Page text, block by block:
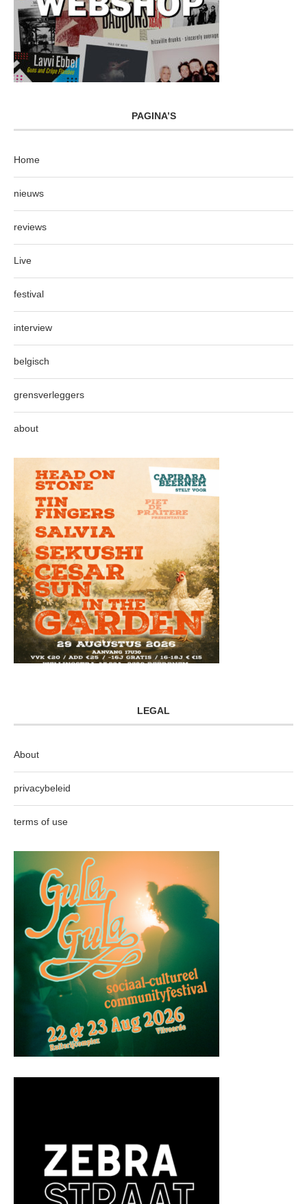
PAGINA’S
Home
nieuws
reviews
Live
festival
interview
belgisch
grensverleggers
about
LEGAL
About
privacybeleid
terms of use